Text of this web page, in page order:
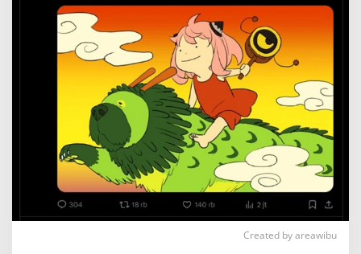
Created by areawibu